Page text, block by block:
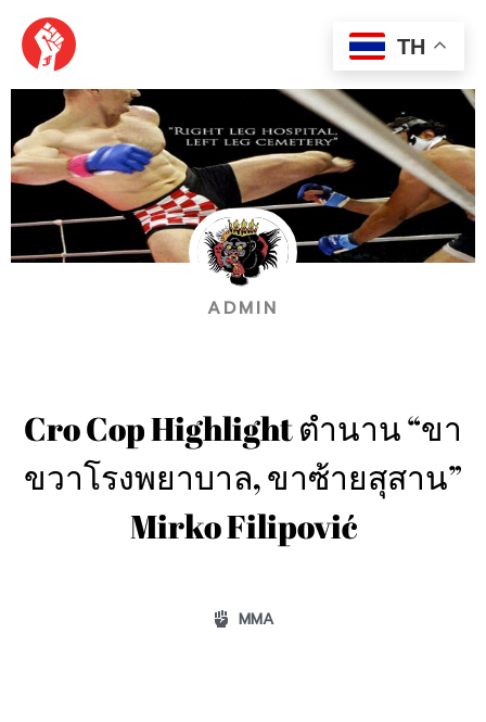
content
ADMIN
Cro Cop Highlight ตำนาน “ขา
ขวาโรงพยาบาล, ขาซ้ายสุสาน”
Mirko Filipović
MMA
TH